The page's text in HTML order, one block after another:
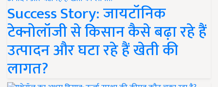
Success Story: जायटॉनिक
टेक्नोलॉजी से किसान कैसे बढ़ा रहे हैं
उत्पादन और घटा रहे हैं खेती की
लागत?